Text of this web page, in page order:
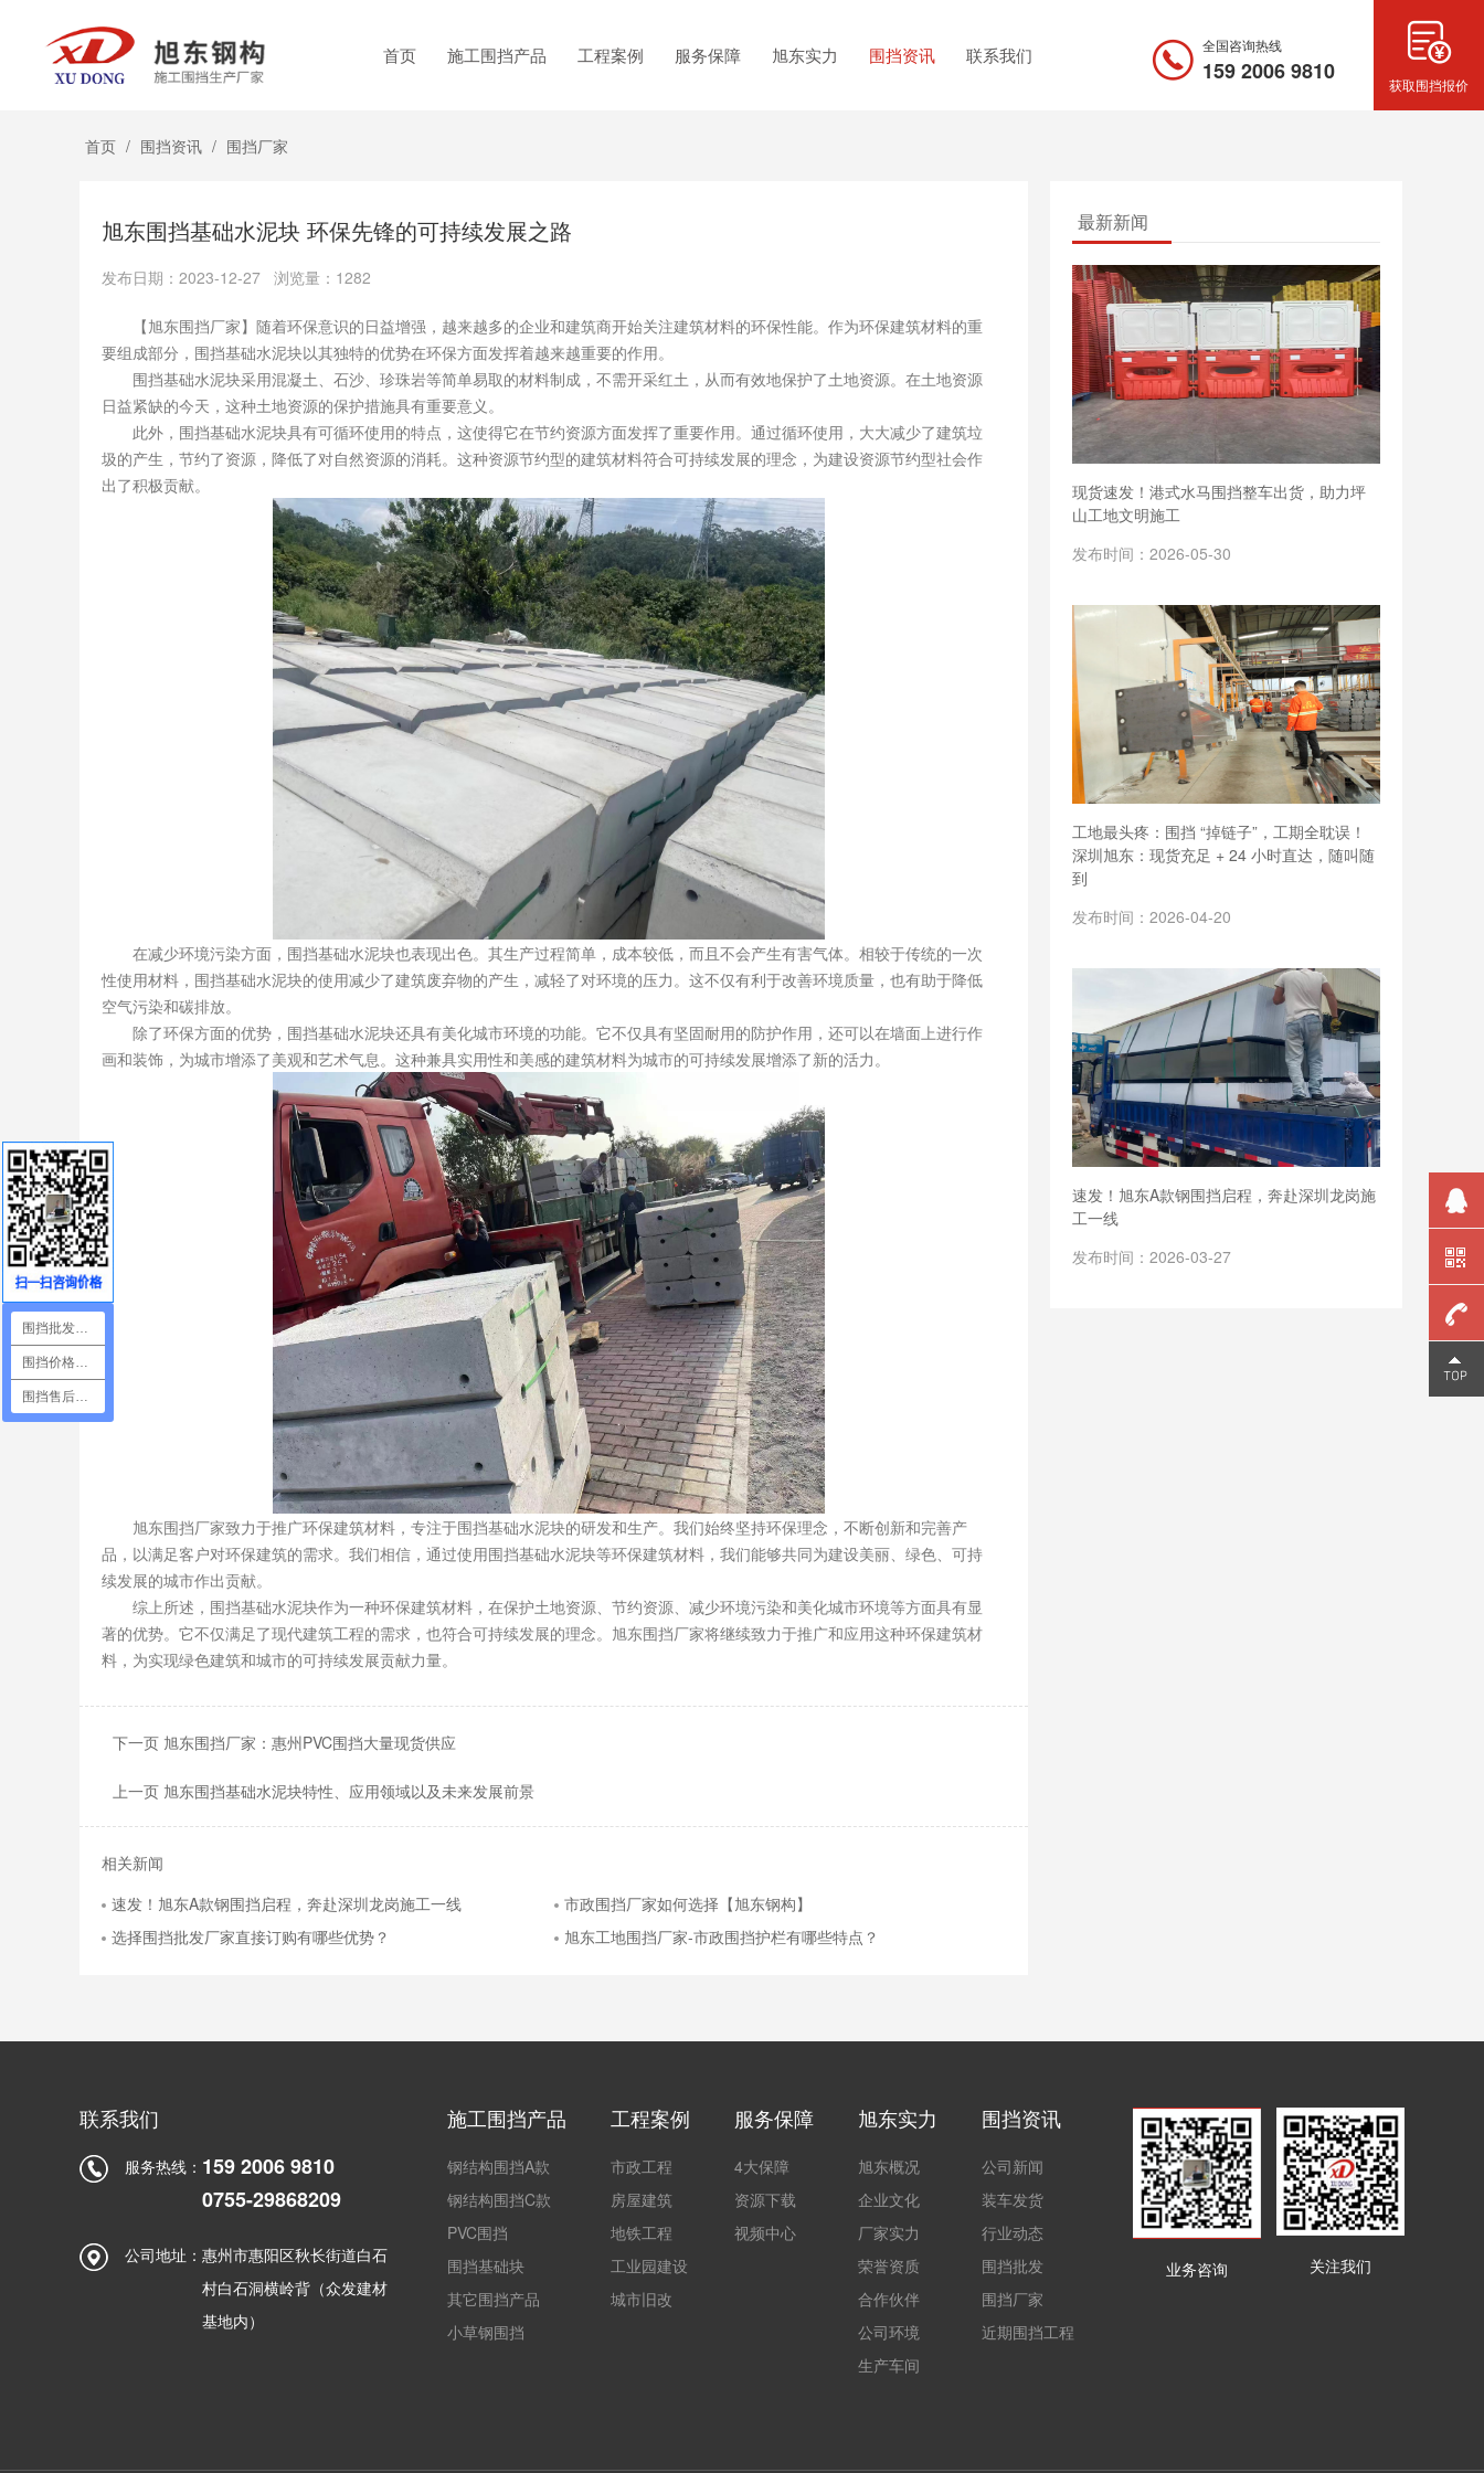
首页 施工围挡产品 工程案例 服务保障 旭东实力 围挡资讯 联系我们 全国咨询热线
159 2006 9810 获取围挡报价
首页 / 围挡资讯 / 围挡厂家
旭东围挡基础水泥块 环保先锋的可持续发展之路
发布日期：2023-12-27 浏览量：1282
【旭东围挡厂家】随着环保意识的日益增强，越来越多的企业和建筑商开始关注建筑材料的环保性能。作为环保建筑材料的重
要组成部分，围挡基础水泥块以其独特的优势在环保方面发挥着越来越重要的作用。
围挡基础水泥块采用混凝土、石沙、珍珠岩等简单易取的材料制成，不需开采红土，从而有效地保护了土地资源。在土地资源
日益紧缺的今天，这种土地资源的保护措施具有重要意义。
此外，围挡基础水泥块具有可循环使用的特点，这使得它在节约资源方面发挥了重要作用。通过循环使用，大大减少了建筑垃
圾的产生，节约了资源，降低了对自然资源的消耗。这种资源节约型的建筑材料符合可持续发展的理念，为建设资源节约型社会作
出了积极贡献。
在减少环境污染方面，围挡基础水泥块也表现出色。其生产过程简单，成本较低，而且不会产生有害气体。相较于传统的一次
性使用材料，围挡基础水泥块的使用减少了建筑废弃物的产生，减轻了对环境的压力。这不仅有利于改善环境质量，也有助于降低
空气污染和碳排放。
除了环保方面的优势，围挡基础水泥块还具有美化城市环境的功能。它不仅具有坚固耐用的防护作用，还可以在墙面上进行作
画和装饰，为城市增添了美观和艺术气息。这种兼具实用性和美感的建筑材料为城市的可持续发展增添了新的活力。
旭东围挡厂家致力于推广环保建筑材料，专注于围挡基础水泥块的研发和生产。我们始终坚持环保理念，不断创新和完善产
品，以满足客户对环保建筑的需求。我们相信，通过使用围挡基础水泥块等环保建筑材料，我们能够共同为建设美丽、绿色、可持
续发展的城市作出贡献。
综上所述，围挡基础水泥块作为一种环保建筑材料，在保护土地资源、节约资源、减少环境污染和美化城市环境等方面具有显
著的优势。它不仅满足了现代建筑工程的需求，也符合可持续发展的理念。旭东围挡厂家将继续致力于推广和应用这种环保建筑材
料，为实现绿色建筑和城市的可持续发展贡献力量。
下一页 旭东围挡厂家：惠州PVC围挡大量现货供应
上一页 旭东围挡基础水泥块特性、应用领域以及未来发展前景
相关新闻
速发！旭东A款钢围挡启程，奔赴深圳龙岗施工一线
市政围挡厂家如何选择【旭东钢构】
选择围挡批发厂家直接订购有哪些优势？
旭东工地围挡厂家-市政围挡护栏有哪些特点？
最新新闻
现货速发！港式水马围挡整车出货，助力坪
山工地文明施工
发布时间：2026-05-30
工地最头疼：围挡 “掉链子”，工期全耽误！
深圳旭东：现货充足 + 24 小时直达，随叫随
到
发布时间：2026-04-20
速发！旭东A款钢围挡启程，奔赴深圳龙岗施
工一线
发布时间：2026-03-27
联系我们
服务热线： 159 2006 9810
0755-29868209
公司地址： 惠州市惠阳区秋长街道白石
村白石洞横岭背（众发建材
基地内）
施工围挡产品
钢结构围挡A款
钢结构围挡C款
PVC围挡
围挡基础块
其它围挡产品
小草钢围挡
工程案例
市政工程
房屋建筑
地铁工程
工业园建设
城市旧改
服务保障
4大保障
资源下载
视频中心
旭东实力
旭东概况
企业文化
厂家实力
荣誉资质
合作伙伴
公司环境
生产车间
围挡资讯
公司新闻
装车发货
行业动态
围挡批发
围挡厂家
近期围挡工程
业务咨询 关注我们
159
围挡批发咨询
围挡价格咨询
围挡售后咨询